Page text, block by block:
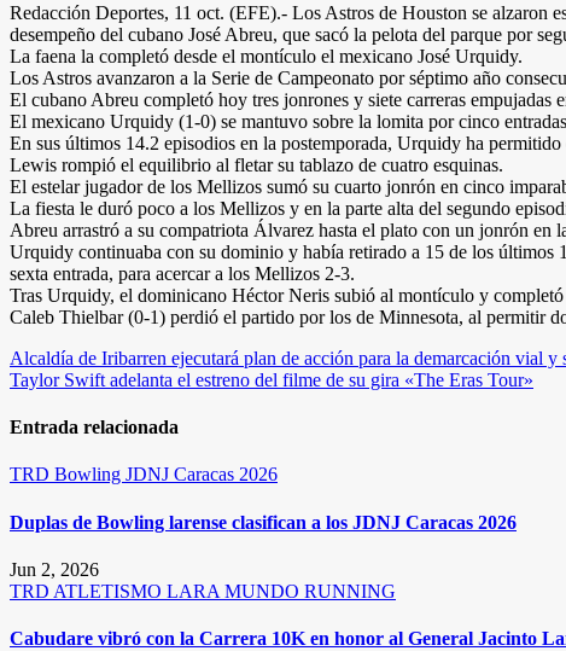
Redacción Deportes, 11 oct. (EFE).- Los Astros de Houston se alzaron
desempeño del cubano José Abreu, que sacó la pelota del parque por
La faena la completó desde el montículo el mexicano José Urquidy.
Los Astros avanzaron a la Serie de Campeonato por séptimo año
El cubano Abreu completó hoy tres jonrones y siete carreras empujadas
El mexicano Urquidy (1-0) se mantuvo sobre la lomita por cinco
En sus últimos 14.2 episodios en la postemporada, Urquidy ha
Lewis rompió el equilibrio al fletar su tablazo de cuatro esquinas.
El estelar jugador de los Mellizos sumó su cuarto jonrón en cinco
La fiesta le duró poco a los Mellizos y en la parte alta del segundo
Abreu arrastró a su compatriota Álvarez hasta el plato con un jonrón en
Urquidy continuaba con su dominio y había retirado a 15 de los últimos
sexta entrada, para acercar a los Mellizos 2-3.
Tras Urquidy, el dominicano Héctor Neris subió al montículo y
Caleb Thielbar (0-1) perdió el partido por los de Minnesota, al permitir
Navegación
de
entradas
Alcaldía de Iribarren ejecutará plan de acción para la demarcación vial y
Taylor Swift adelanta el estreno del filme de su gira «The Eras Tour»
Entrada relacionada
TRD Bowling JDNJ Caracas 2026
Duplas de Bowling larense clasifican a los JDNJ Caracas 2026
Jun 2, 2026
TRD ATLETISMO LARA MUNDO RUNNING
Cabudare vibró con la Carrera 10K en honor al General Jacinto